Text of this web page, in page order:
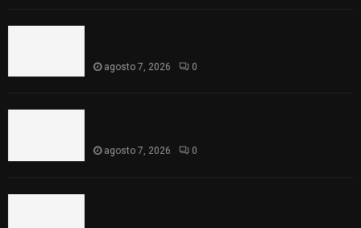
agosto 7, 2026 0
agosto 7, 2026 0